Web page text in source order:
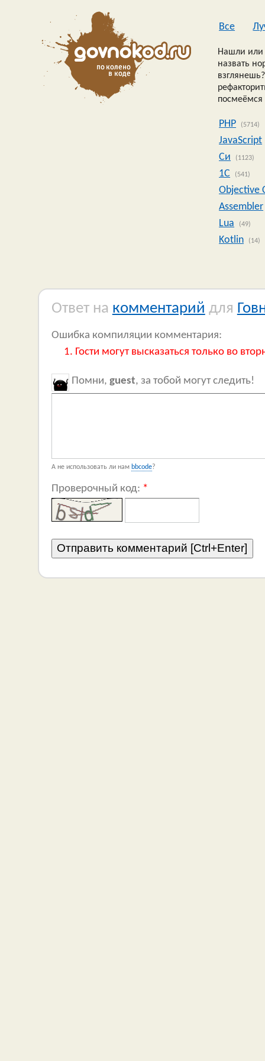
Все
Нашли или
назвать
посмеёмся
PHP (5714)
JavaScript
Си
(1123)
1C (541)
Objective
Assembler
Lua
(49)
Kotlin (14)
Ответ на комментарий для
Ошибка компиляции комментария:
Гости могут высказаться только во
Помни, guest, за тобой могут следить!
А не использовать ли нам bbcode?
Проверочный код: *